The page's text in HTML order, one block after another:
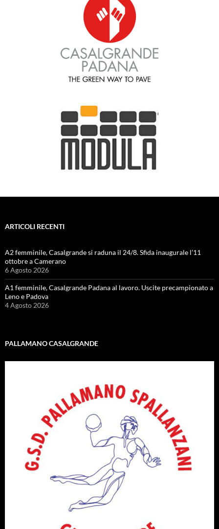
ARTICOLI RECENTI
A2 femminile, Casalgrande si raduna il 24/8. Sfida inaugurale l’11
ottobre a Camerano
6 Agosto 2026
A1 femminile, Casalgrande Padana al lavoro. Uscite precampionato a
Leno e Padova
4 Agosto 2026
PALLAMANO CASALGRANDE